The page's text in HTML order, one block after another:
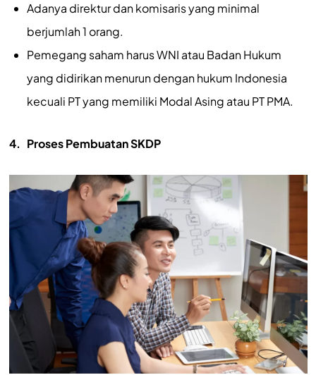
Adanya direktur dan komisaris yang minimal
berjumlah 1 orang.
Pemegang saham harus WNI atau Badan Hukum
yang didirikan menurun dengan hukum Indonesia
kecuali PT yang memiliki Modal Asing atau PT PMA.
4. Proses Pembuatan SKDP